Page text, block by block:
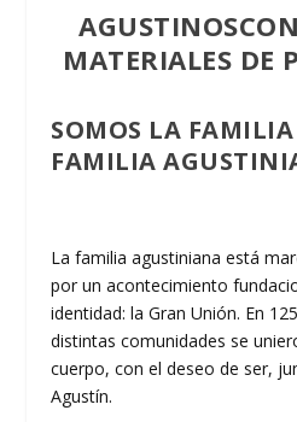
MATERIALES DE
SOMOS LA
FAMILIA
La familia agustiniana está
por un acontecimiento
identidad: la Gran Unión. En
distintas comunidades se
cuerpo, con el deseo de ser,
Agustín.